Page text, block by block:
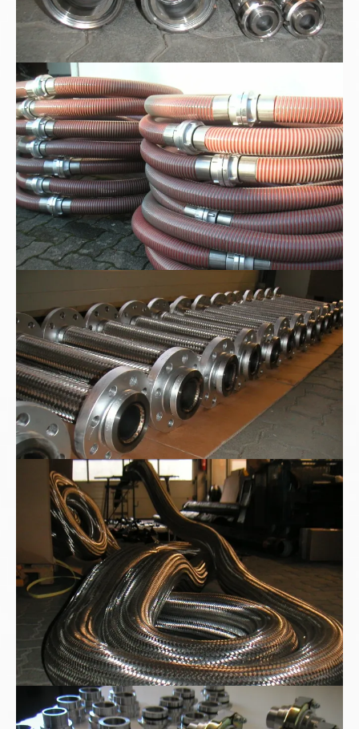
Kunststoff-Spiralschläuche
Metall-Edelstahlwellschläuche
Sonderauftrag nach Kundenwunsch:
WEER-Rohrkupplungen